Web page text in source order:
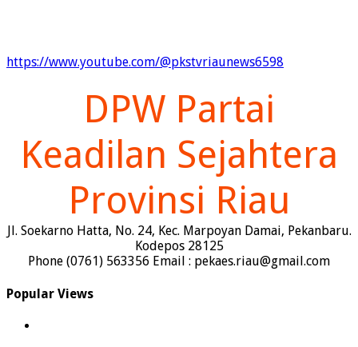
https://www.youtube.com/@pkstvriaunews6598
DPW Partai
Keadilan Sejahtera
Provinsi Riau
Jl. Soekarno Hatta, No. 24, Kec. Marpoyan Damai, Pekanbaru.
Kodepos 28125
Phone (0761) 563356 Email : pekaes.riau@gmail.com
Popular Views